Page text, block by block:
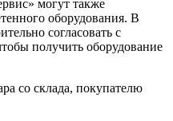
могут также
оборудования. В
согласовать с
получить оборудование
со склада, покупателю